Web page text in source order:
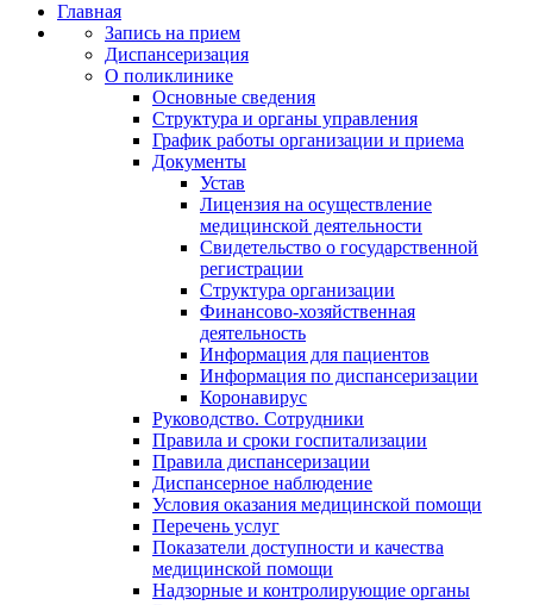
Главная
Запись на прием
Диспансеризация
О поликлинике
Основные сведения
Структура и органы управления
График работы организации и приема
Документы
Устав
Лицензия на осуществление
медицинской деятельности
Свидетельство о государственной
регистрации
Структура организации
Финансово-хозяйственная
деятельность
Информация для пациентов
Информация по диспансеризации
Коронавирус
Руководство. Сотрудники
Правила и сроки госпитализации
Правила диспансеризации
Диспансерное наблюдение
Условия оказания медицинской помощи
Перечень услуг
Показатели доступности и качества
медицинской помощи
Надзорные и контролирующие органы